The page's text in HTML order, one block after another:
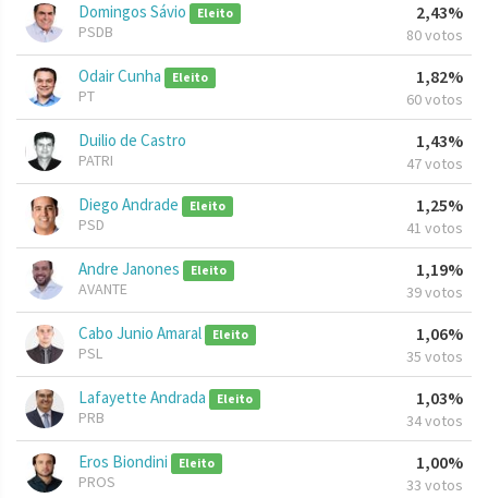
Domingos Sávio Eleito
PSDB
2,43%
80 votos
Odair Cunha Eleito
PT
1,82%
60 votos
Duilio de Castro
PATRI
1,43%
47 votos
Diego Andrade Eleito
PSD
1,25%
41 votos
Andre Janones Eleito
AVANTE
1,19%
39 votos
Cabo Junio Amaral Eleito
PSL
1,06%
35 votos
Lafayette Andrada Eleito
PRB
1,03%
34 votos
Eros Biondini Eleito
PROS
1,00%
33 votos